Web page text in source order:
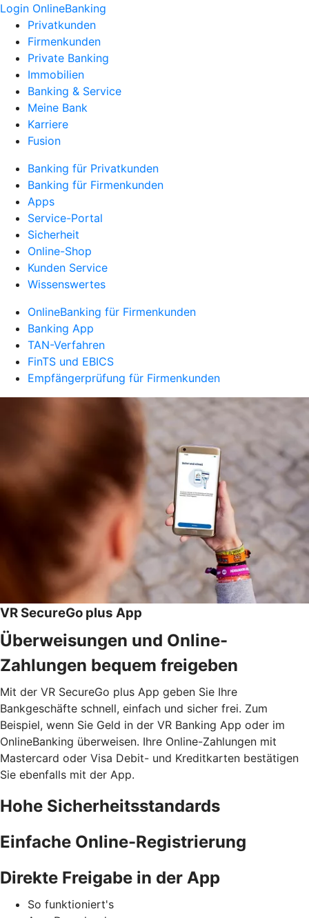
Login OnlineBanking
Privatkunden
Firmenkunden
Private Banking
Immobilien
Banking & Service
Meine Bank
Karriere
Fusion
Banking für Privatkunden
Banking für Firmenkunden
Apps
Service-Portal
Sicherheit
Online-Shop
Kunden Service
Wissenswertes
OnlineBanking für Firmenkunden
Banking App
TAN-Verfahren
FinTS und EBICS
Empfängerprüfung für Firmenkunden
VR SecureGo plus App
Überweisungen und Online-
Zahlungen bequem freigeben
Mit der VR SecureGo plus App geben Sie Ihre
Bankgeschäfte schnell, einfach und sicher frei. Zum
Beispiel, wenn Sie Geld in der VR Banking App oder im
OnlineBanking überweisen. Ihre Online-Zahlungen mit
Mastercard oder Visa Debit- und Kreditkarten bestätigen
Sie ebenfalls mit der App.
Hohe Sicherheitsstandards
Einfache Online-Registrierung
Direkte Freigabe in der App
So funktioniert's